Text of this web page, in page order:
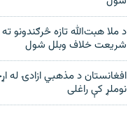
د ملا هبت‌الله تازه څرګندونو
شریعت خلاف وبلل شول
افغانستان د مذهبي ازادۍ له
نوملړ کې راغلی